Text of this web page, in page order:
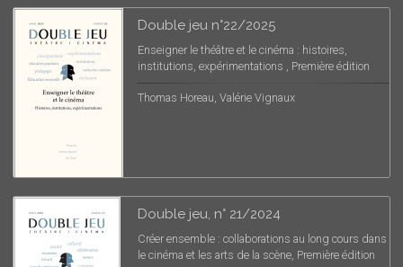
Double jeu n°22/2025
Enseigner le théâtre et le cinéma : histoires,
institutions, expérimentations , Première édition
Thomas Horeau, Valérie Vignaux
Double jeu, n° 21/2024
Créer ensemble : collaborations au long cours dans
le cinéma et les arts de la scène, Première édition